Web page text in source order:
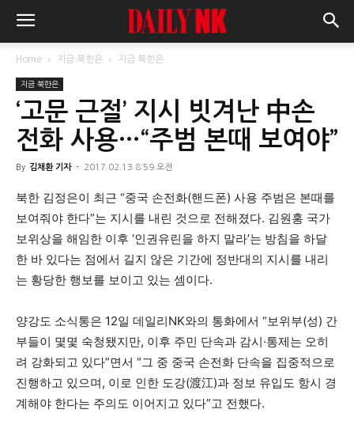
Home 지금 북한은 지금 북한은
지금 북한은
‘고문 근절’ 지시 빗겨난 中손
전화 사용…“주범 본때 보여야”
By 김채환 기자 - 2017.02.13 8:59 오전
북한 김정은이 최근 “중국 손전화(핸드폰) 사용 주범은 본때를
보여줘야 한다”는 지시를 내린 것으로 전해졌다. 김원홍 국가
보위상을 해임한 이후 ‘인권유린을 하지 말라’는 방침을 하달
한 바 있다는 점에서 길지 않은 기간에 정반대의 지시를 내리
는 황당한 행보를 보이고 있는 셈이다.
양강도 소식통은 12일 데일리NK와의 통화에서 “보위부(성) 간
부들이 몇몇 숙청됐지만, 이후 주민 단속과 감시·통제는 오히
려 강화되고 있다”면서 “그 중 중국 손전화 단속을 집중적으로
진행하고 있으며, 이로 인한 도강(渡江)과 정보 유입도 항시 경
계해야 한다는 주의도 이어지고 있다”고 전했다.